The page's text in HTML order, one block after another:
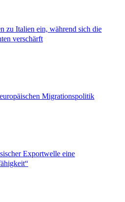
zu Italien ein, während sich die
verschärft
Migrationspolitik
Exportwelle eine